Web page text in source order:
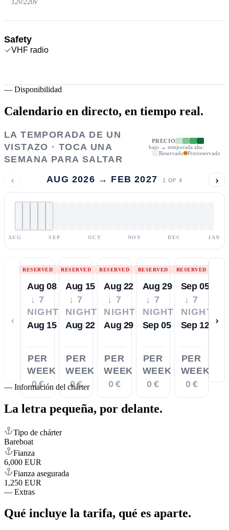
12v/220v
Safety
VHF radio
— Disponibilidad
Calendario en directo, en tiempo real.
LA TEMPORADA DE UN
VISTAZO · TOCA UNA
SEMANA PARA SALTAR
PRECIO
bajo → temporada alta
Reservado
Prerreservado
‹ AUG 2026 → FEB 2027 1 OF 4 ›
AUG SEP OCT NOV DEC JAN
‹
RESERVED
Aug 08
↓ 7
NIGHTS
Aug 15
PER
WEEK
0 €
RESERVED
Aug 15
↓ 7
NIGHTS
Aug 22
PER
WEEK
0 €
RESERVED
Aug 22
↓ 7
NIGHTS
Aug 29
PER
WEEK
0 €
RESERVED
Aug 29
↓ 7
NIGHTS
Sep 05
PER
WEEK
0 €
RESERVED
Sep 05
↓ 7
NIGHTS
Sep 12
PER
WEEK
0 €
›
— Información del chárter
La letra pequeña, por delante.
Tipo de chárter
Bareboat
Fianza
6,000 EUR
Fianza asegurada
1,250 EUR
— Extras
Qué incluye la tarifa, qué es aparte.